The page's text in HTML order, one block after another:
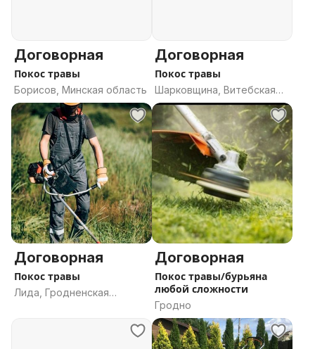
Договорная
Покос травы
Борисов, Минская область
Договорная
Покос травы
Шарковщина, Витебская
область
Договорная
Покос травы
Лида, Гродненская
Договорная
Покос травы/бурьяна
любой сложности
Гродно